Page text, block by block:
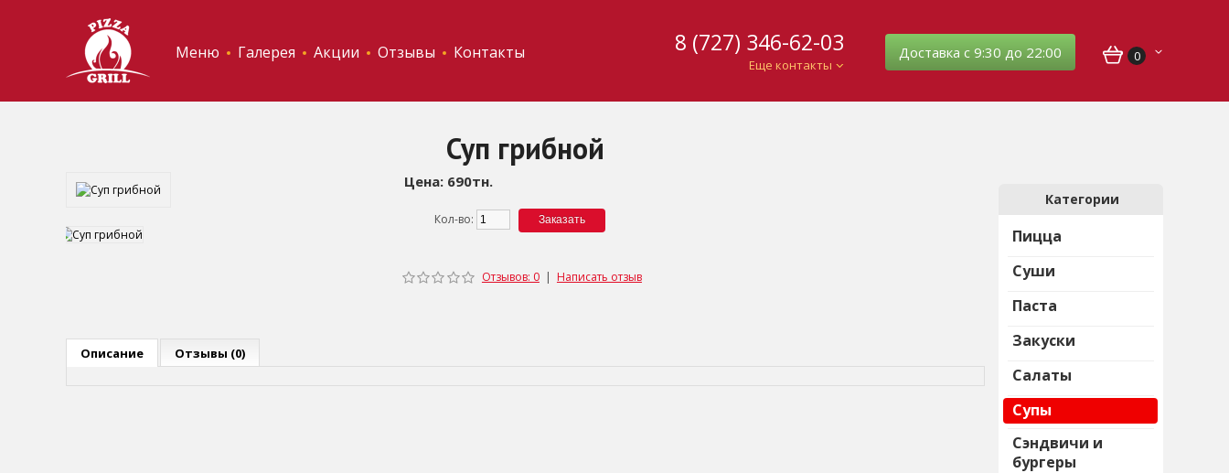
Меню Галерея Акции Отзывы Контакты 0
Доставка с 9:30 до 22:00
8 (727) 346-62-03
Еще контакты
Категории
Пицца
Суши
Паста
Закуски
Салаты
Супы
Сэндвичи и
бургеры
Суп грибной
Цена: 690тн.
Кол-во:
Отзывов: 0| Написать отзыв
Описание Отзывы (0)